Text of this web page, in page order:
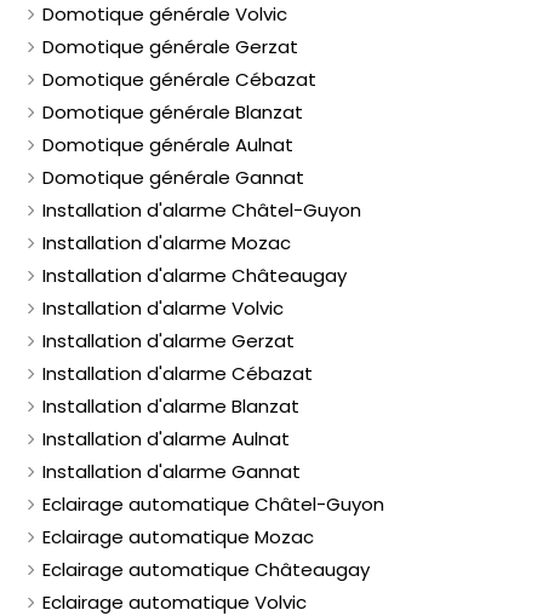
Domotique générale Volvic
Domotique générale Gerzat
Domotique générale Cébazat
Domotique générale Blanzat
Domotique générale Aulnat
Domotique générale Gannat
Installation d'alarme Châtel-Guyon
Installation d'alarme Mozac
Installation d'alarme Châteaugay
Installation d'alarme Volvic
Installation d'alarme Gerzat
Installation d'alarme Cébazat
Installation d'alarme Blanzat
Installation d'alarme Aulnat
Installation d'alarme Gannat
Eclairage automatique Châtel-Guyon
Eclairage automatique Mozac
Eclairage automatique Châteaugay
Eclairage automatique Volvic